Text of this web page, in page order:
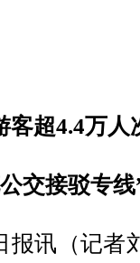
客超4.4万人
交接驳专
报讯（记者